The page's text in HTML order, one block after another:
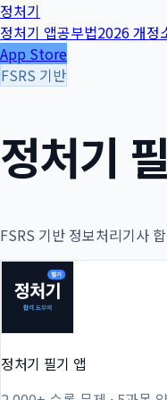
정처기
정처기 앱공부법2026 개정
App Store
FSRS 기반
정처기
FSRS 기반 정보처리기사
정처기 필기 앱